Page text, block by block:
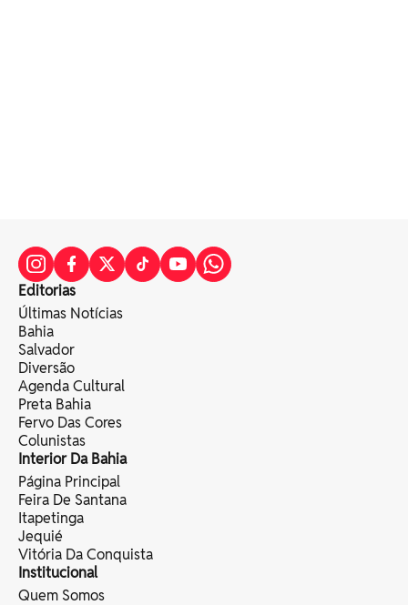
Editorias
Últimas Notícias
Bahia
Salvador
Diversão
Agenda Cultural
Preta Bahia
Fervo Das Cores
Colunistas
Interior Da Bahia
Página Principal
Feira De Santana
Itapetinga
Jequié
Vitória Da Conquista
Institucional
Quem Somos